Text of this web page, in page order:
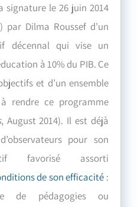
signature le 26 juin 2014
Dilma Roussef d’un
décennal qui vise un
à 10% du PIB. Ce
et d’un ensemble
rendre ce programme
, August 2014). Il est déjà
pour son
favorisé assorti
de son efficacité :
de pédagogies ou